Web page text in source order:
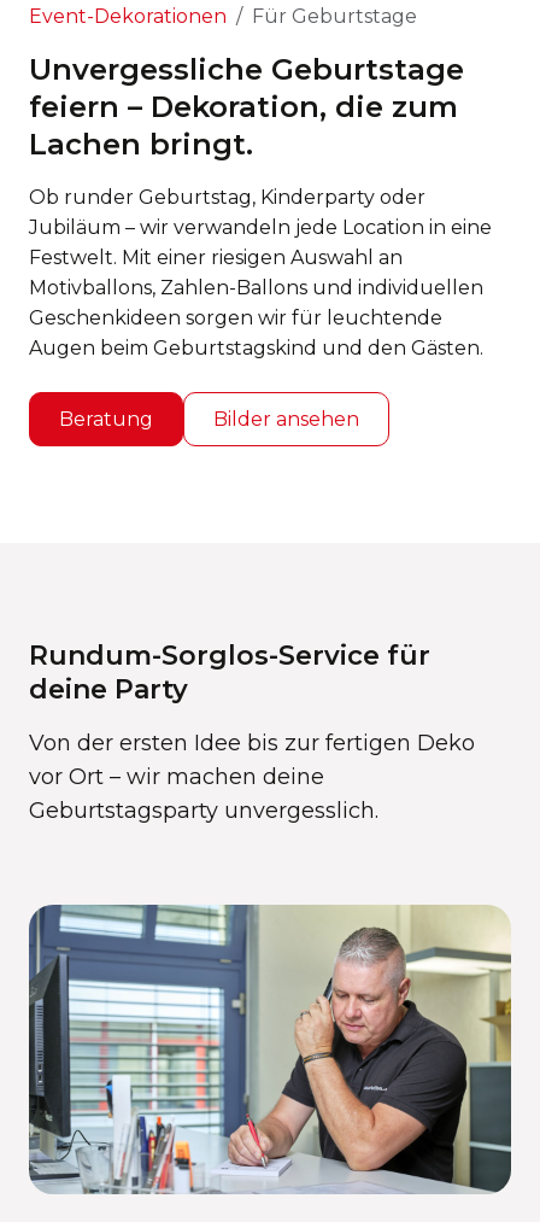
Event-Dekorationen Für Geburtstage
Unvergessliche Geburtstage
feiern – Dekoration, die zum
Lachen bringt.
Ob runder Geburtstag, Kinderparty oder
Jubiläum – wir verwandeln jede Location in eine
Festwelt. Mit einer riesigen Auswahl an
Motivballons, Zahlen-Ballons und individuellen
Geschenkideen sorgen wir für leuchtende
Augen beim Geburtstagskind und den Gästen.
Beratung Bilder ansehen
Rundum-Sorglos-Service für
deine Party
Von der ersten Idee bis zur fertigen Deko
vor Ort – wir machen deine
Geburtstagsparty unvergesslich.